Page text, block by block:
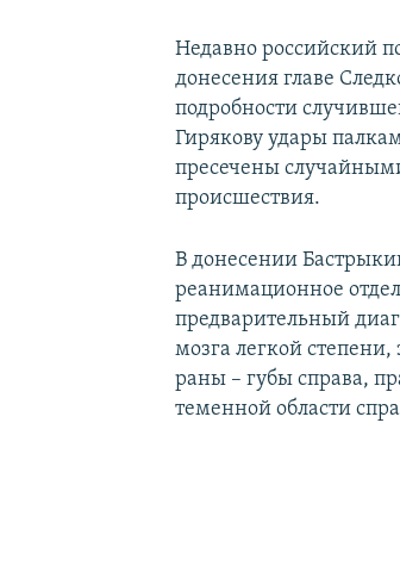
Недавно российский
донесения главе
подробности
Гирякову удары
пресечены
происшествия.
В донесении
реанимационное
предварительный
мозга легкой
раны – губы справа,
теменной области